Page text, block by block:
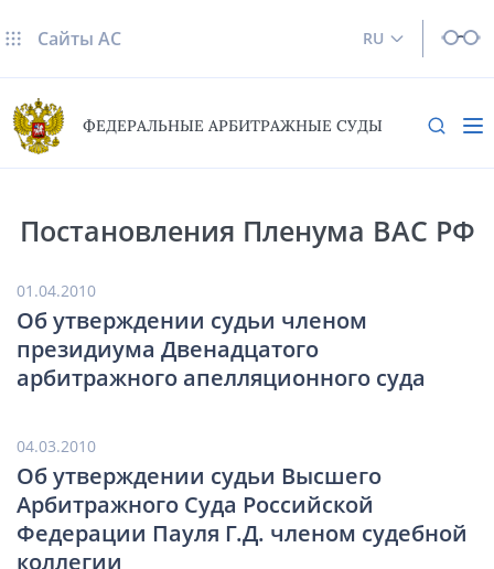
RU
Сайты AC
ФЕДЕРАЛЬНЫЕ АРБИТРАЖНЫЕ СУДЫ
Постановления Пленума ВАС РФ
01.04.2010
Об утверждении судьи членом
президиума Двенадцатого
арбитражного апелляционного суда
04.03.2010
Об утверждении судьи Высшего
Арбитражного Суда Российской
Федерации Пауля Г.Д. членом судебной
коллегии